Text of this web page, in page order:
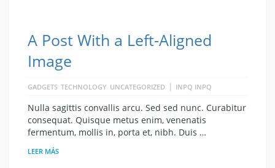
A Post With a Left-Aligned
Image
GADGETS TECHNOLOGY UNCATEGORIZED | INPQ INPQ
Nulla sagittis convallis arcu. Sed sed nunc. Curabitur
consequat. Quisque metus enim, venenatis
fermentum, mollis in, porta et, nibh. Duis …
LEER MÁS